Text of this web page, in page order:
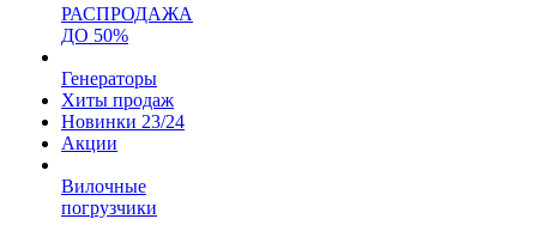
РАСПРОДАЖА
ДО 50%
Генераторы
Хиты продаж
Новинки 23/24
Акции
Вилочные
погрузчики